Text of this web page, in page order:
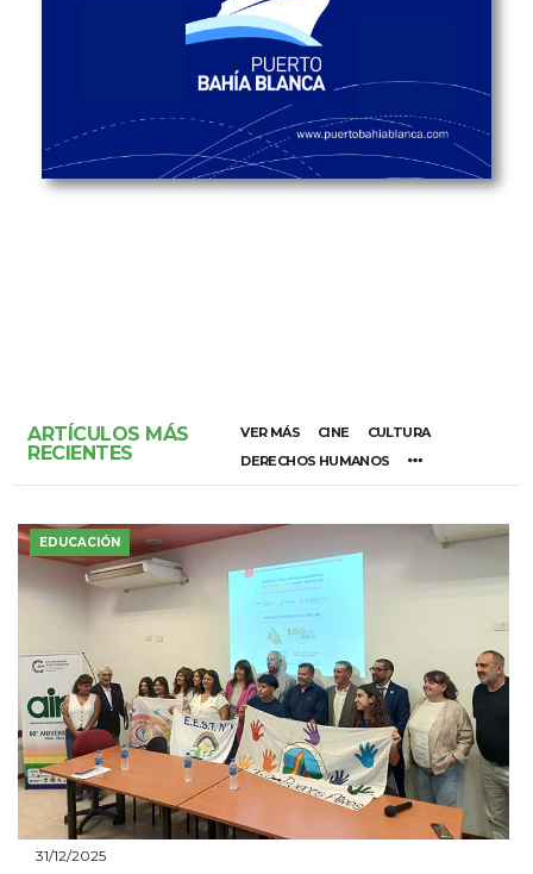
ARTÍCULOS MÁS
RECIENTES
VER MÁS CINE
CULTURA
DERECHOS HUMANOS
EDUCACIÓN
31/12/2025